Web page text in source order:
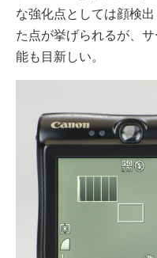
な強化点としては顔検
た点が挙げられるが、
能も目新しい。